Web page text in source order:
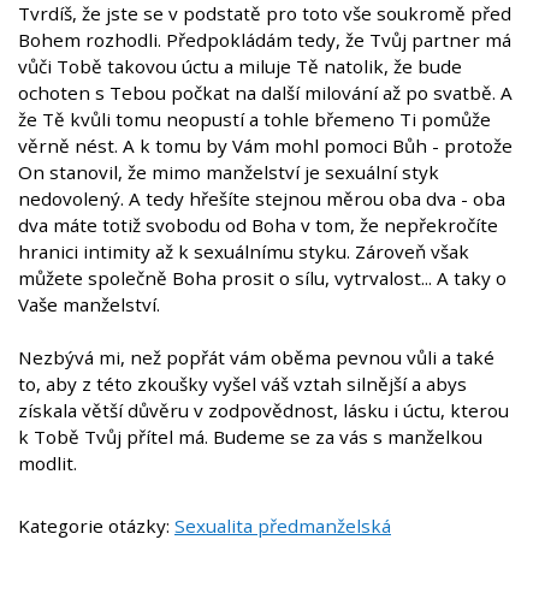
Tvrdíš, že jste se v podstatě pro toto vše soukromě před
Bohem rozhodli. Předpokládám tedy, že Tvůj partner má
vůči Tobě takovou úctu a miluje Tě natolik, že bude
ochoten s Tebou počkat na další milování až po svatbě. A
že Tě kvůli tomu neopustí a tohle břemeno Ti pomůže
věrně nést. A k tomu by Vám mohl pomoci Bůh - protože
On stanovil, že mimo manželství je sexuální styk
nedovolený. A tedy hřešíte stejnou měrou oba dva - oba
dva máte totiž svobodu od Boha v tom, že nepřekročíte
hranici intimity až k sexuálnímu styku. Zároveň však
můžete společně Boha prosit o sílu, vytrvalost... A taky o
Vaše manželství.
Nezbývá mi, než popřát vám oběma pevnou vůli a také
to, aby z této zkoušky vyšel váš vztah silnější a abys
získala větší důvěru v zodpovědnost, lásku i úctu, kterou
k Tobě Tvůj přítel má. Budeme se za vás s manželkou
modlit.
Kategorie otázky: Sexualita předmanželská